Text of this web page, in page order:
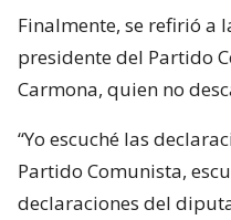
Finalmente, se refirió a
presidente del Partido
Carmona, quien no
“Yo escuché las
Partido Comunista,
declaraciones del